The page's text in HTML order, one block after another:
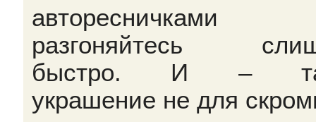
разгоняйтесь
быстро. И –
украшение не для